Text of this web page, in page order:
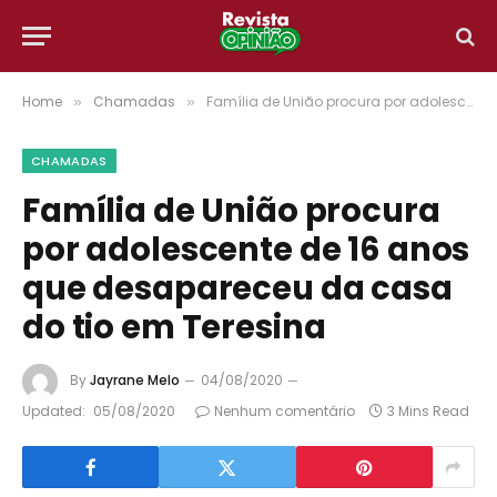
Home » Chamadas » Família de União procura por adolescente de 16 anos que desapareceu da casa do tio em Teresina
CHAMADAS
Família de União procura
por adolescente de 16 anos
que desapareceu da casa
do tio em Teresina
ByJayrane Melo
04/08/2020
Updated: 05/08/2020 Nenhum comentário 3 Mins Read